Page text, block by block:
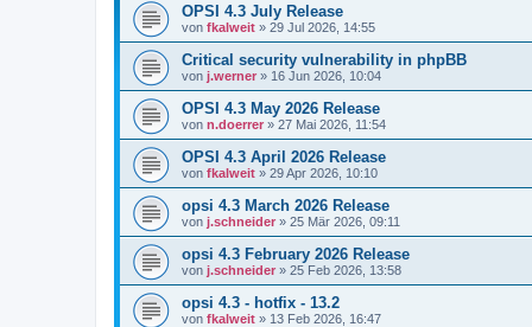
OPSI 4.3 July Release
von fkalweit » 29 Jul 2026, 14:55
Critical security vulnerability in phpBB
von j.werner » 16 Jun 2026, 10:04
OPSI 4.3 May 2026 Release
von n.doerrer » 27 Mai 2026, 11:54
OPSI 4.3 April 2026 Release
von fkalweit » 29 Apr 2026, 10:10
opsi 4.3 March 2026 Release
von j.schneider » 25 Mär 2026, 09:11
opsi 4.3 February 2026 Release
von j.schneider » 25 Feb 2026, 13:58
opsi 4.3 - hotfix - 13.2
von fkalweit » 13 Feb 2026, 16:47